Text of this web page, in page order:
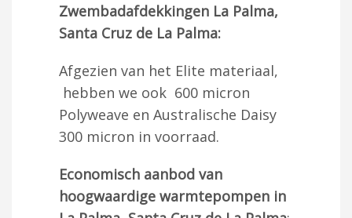
Zwembadafdekkingen La Palma,
Santa Cruz de La Palma:
Afgezien van het Elite materiaal,
hebben we ook 600 micron
Polyweave en Australische Daisy
300 micron in voorraad.
Economisch aanbod van
hoogwaardige warmtepompen in